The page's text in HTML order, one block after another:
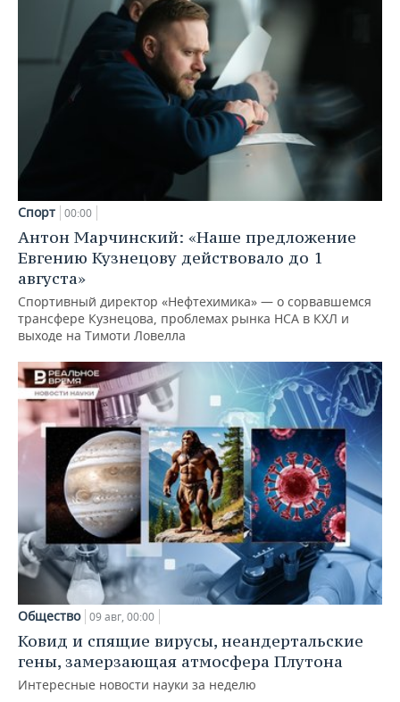
Спорт 00:00
Антон Марчинский: «Наше предложение
Евгению Кузнецову действовало до 1
августа»
Спортивный директор «Нефтехимика» — о сорвавшемся
трансфере Кузнецова, проблемах рынка НСА в КХЛ и
выходе на Тимоти Ловелла
Общество 09 авг, 00:00
Ковид и спящие вирусы, неандертальские
гены, замерзающая атмосфера Плутона
Интересные новости науки за неделю